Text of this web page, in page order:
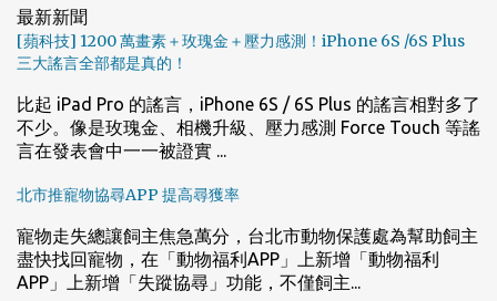
最新新聞
[蘋科技] 1200 萬畫素＋玫瑰金＋壓力感測！iPhone 6S /6S Plus
三大謠言全部都是真的！
比起 iPad Pro 的謠言，iPhone 6S / 6S Plus 的謠言相對多了
不少。像是玫瑰金、相機升級、壓力感測 Force Touch 等謠
言在發表會中一一被證實 ...
北市推寵物協尋APP 提高尋獲率
寵物走失總讓飼主焦急萬分，台北市動物保護處為幫助飼主
盡快找回寵物，在「動物福利APP」上新增「動物福利
APP」上新增「失蹤協尋」功能，不僅飼主...